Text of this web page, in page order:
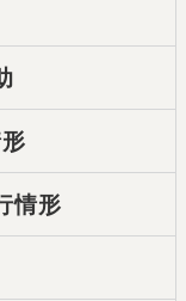
情形